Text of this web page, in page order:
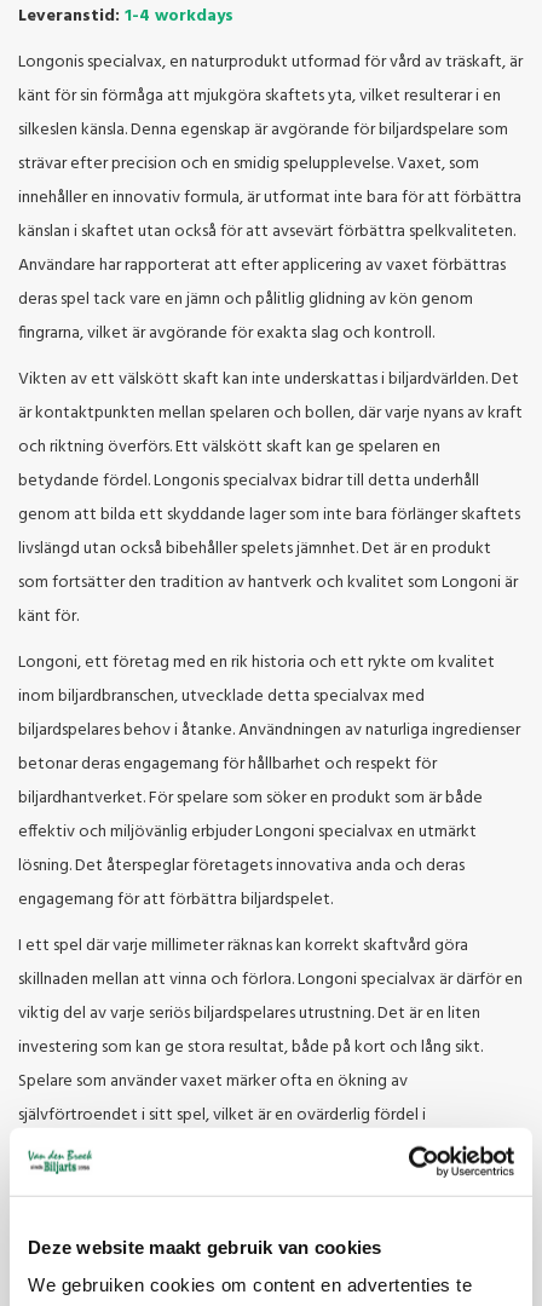
Deze website maakt gebruik van cookies
We gebruiken cookies om content en advertenties te
Leveranstid: 1-4 workdays
Longonis specialvax, en naturprodukt utformad för vård av träskaft, är
känt för sin förmåga att mjukgöra skaftets yta, vilket resulterar i en
silkeslen känsla. Denna egenskap är avgörande för biljardspelare som
strävar efter precision och en smidig spelupplevelse. Vaxet, som
innehåller en innovativ formula, är utformat inte bara för att förbättra
känslan i skaftet utan också för att avsevärt förbättra spelkvaliteten.
Användare har rapporterat att efter applicering av vaxet förbättras
deras spel tack vare en jämn och pålitlig glidning av kön genom
fingrarna, vilket är avgörande för exakta slag och kontroll.
Vikten av ett välskött skaft kan inte underskattas i biljardvärlden. Det
är kontaktpunkten mellan spelaren och bollen, där varje nyans av kraft
och riktning överförs. Ett välskött skaft kan ge spelaren en
betydande fördel. Longonis specialvax bidrar till detta underhåll
genom att bilda ett skyddande lager som inte bara förlänger skaftets
livslängd utan också bibehåller spelets jämnhet. Det är en produkt
som fortsätter den tradition av hantverk och kvalitet som Longoni är
känt för.
Longoni, ett företag med en rik historia och ett rykte om kvalitet
inom biljardbranschen, utvecklade detta specialvax med
biljardspelares behov i åtanke. Användningen av naturliga ingredienser
betonar deras engagemang för hållbarhet och respekt för
biljardhantverket. För spelare som söker en produkt som är både
effektiv och miljövänlig erbjuder Longoni specialvax en utmärkt
lösning. Det återspeglar företagets innovativa anda och deras
engagemang för att förbättra biljardspelet.
I ett spel där varje millimeter räknas kan korrekt skaftvård göra
skillnaden mellan att vinna och förlora. Longoni specialvax är därför en
viktig del av varje seriös biljardspelares utrustning. Det är en liten
investering som kan ge stora resultat, både på kort och lång sikt.
Spelare som använder vaxet märker ofta en ökning av
självförtroendet i sitt spel, vilket är en ovärderlig fördel i
tävlingssituationer.
Kort sagt, Longoni specialvax är mer än bara en underhållsprodukt;
engagemang för excellens. Det är en produkt som förkroppsligar
Longonis kärnvärden: innovation, kvalitet och respekt för spelet. För